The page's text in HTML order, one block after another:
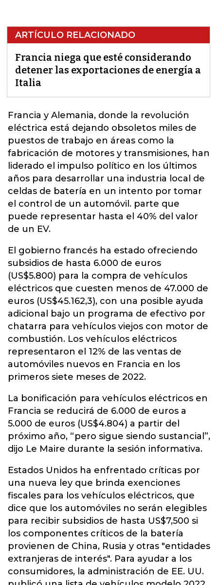
ARTÍCULO RELACIONADO
Francia niega que esté considerando
detener las exportaciones de energía a
Italia
Francia y Alemania, donde la revolución
eléctrica está dejando obsoletos miles de
puestos de trabajo en áreas como la
fabricación de motores y transmisiones, han
liderado el impulso político en los últimos
años para desarrollar una industria local de
celdas de batería en un intento por tomar
el control de un automóvil. parte que
puede representar hasta el 40% del valor
de un EV.
El gobierno francés ha estado ofreciendo
subsidios de hasta 6.000 de euros
(US$5.800) para la compra de vehículos
eléctricos que cuesten menos de 47.000 de
euros (US$45.162,3), con una posible ayuda
adicional bajo un programa de efectivo por
chatarra para vehículos viejos con motor de
combustión. Los vehículos eléctricos
representaron el 12% de las ventas de
automóviles nuevos en Francia en los
primeros siete meses de 2022.
La bonificación para vehículos eléctricos en
Francia se reducirá de 6.000 de euros a
5.000 de euros (US$4.804) a partir del
próximo año, “pero sigue siendo sustancial”,
dijo Le Maire durante la sesión informativa.
Estados Unidos ha enfrentado críticas por
una nueva ley que brinda exenciones
fiscales para los vehículos eléctricos, que
dice que los automóviles no serán elegibles
para recibir subsidios de hasta US$7,500 si
los componentes críticos de la batería
provienen de China, Rusia y otras "entidades
extranjeras de interés". Para ayudar a los
consumidores, la administración de EE. UU.